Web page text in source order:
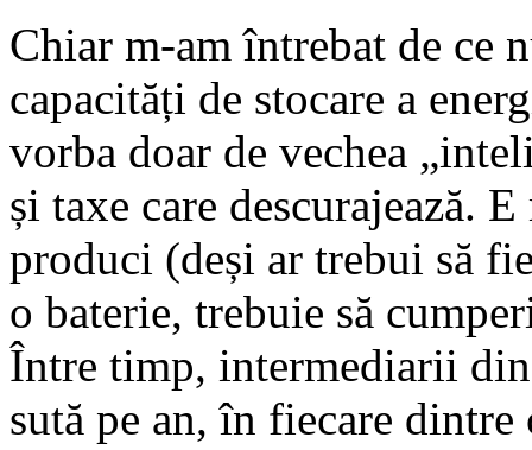
Chiar m-am întrebat de ce
capacități de stocare a
vorba doar de vechea
și taxe care descurajează.
produci (deși ar trebui să
o baterie, trebuie să
Între timp, intermediarii
sută pe an, în fiecare dintre